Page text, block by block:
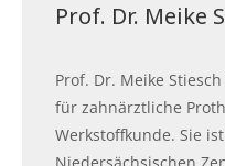
Prof. Dr. Meike
Prof. Dr. Meike
für zahnärztliche
Werkstoffkunde. Sie